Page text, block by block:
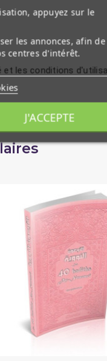
appuyez sur le
les annonces, afin de
centres d'intérêt.
et les conditions
J'ACCEPTE